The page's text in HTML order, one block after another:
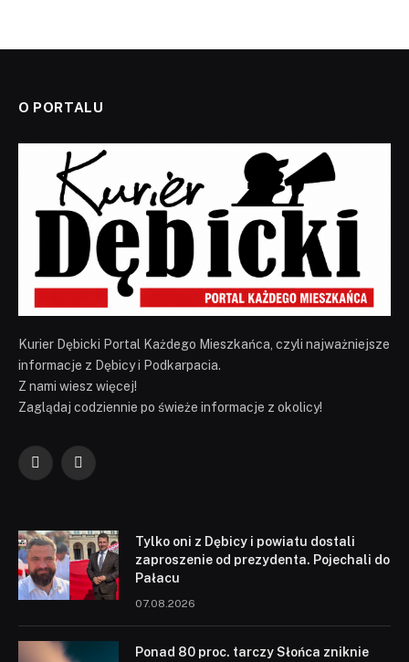
O PORTALU
Kurier Dębicki Portal Każdego Mieszkańca, czyli najważniejsze
informacje z Dębicy i Podkarpacia.
Z nami wiesz więcej!
Zaglądaj codziennie po świeże informacje z okolicy!
FacebookYouTube
Tylko oni z Dębicy i powiatu dostali
zaproszenie od prezydenta. Pojechali do
Pałacu
07.08.2026
Ponad 80 proc. tarczy Słońca zniknie